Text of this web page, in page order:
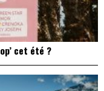
cet été ?